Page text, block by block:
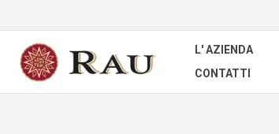
L' AZIENDA
CONTATTI